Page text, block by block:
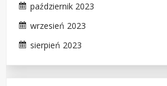
październik 2023
wrzesień 2023
sierpień 2023